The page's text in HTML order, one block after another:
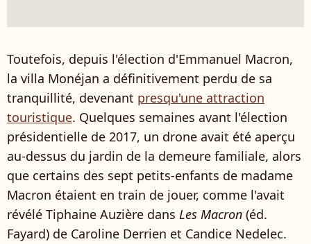
Toutefois, depuis l'élection d'Emmanuel Macron,
la villa Monéjan a définitivement perdu de sa
tranquillité, devenant presqu'une attraction
touristique. Quelques semaines avant l'élection
présidentielle de 2017, un drone avait été aperçu
au-dessus du jardin de la demeure familiale, alors
que certains des sept petits-enfants de madame
Macron étaient en train de jouer, comme l'avait
révélé Tiphaine Auzière dans Les Macron (éd.
Fayard) de Caroline Derrien et Candice Nedelec.